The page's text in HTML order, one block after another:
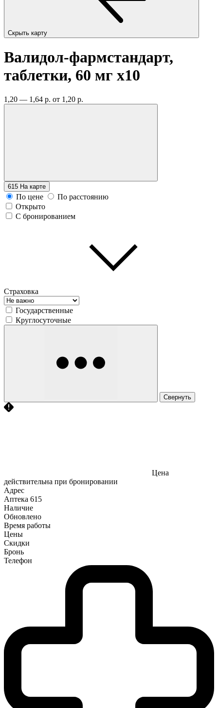
Скрыть карту
Валидол-фармстандарт,
таблетки, 60 мг x10
1,20 — 1,64 р. от 1,20 р.
615 На карте
По цене
По расстоянию
Открыто
С бронированием
Страховка
Государственные
Круглосуточные
Свернуть
Цена
действительна при бронировании
Адрес
Аптека 615
Наличие
Обновлено
Время работы
Цены
Скидки
Бронь
Телефон